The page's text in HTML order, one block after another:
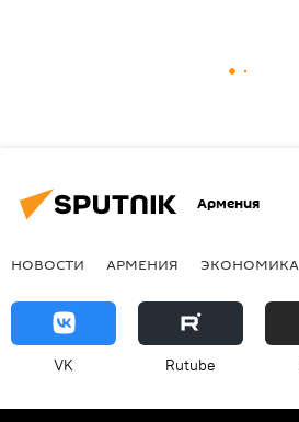
Армения
НОВОСТИ АРМЕНИЯ ЭКОНОМИКА
VK Rutube